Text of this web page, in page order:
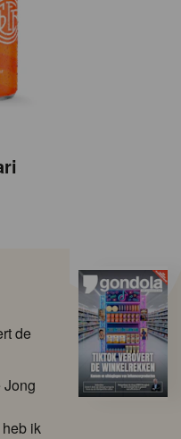
de
Jong
ik